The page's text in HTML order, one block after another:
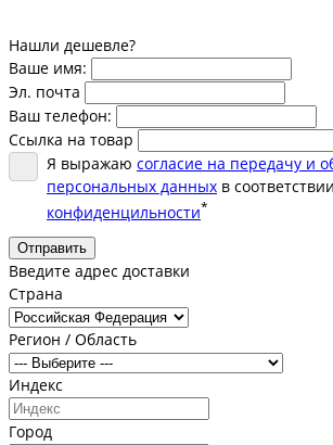
Нашли дешевле?
Ваше имя:
Эл. почта
Ваш телефон:
Ссылка на товар
Я выражаю согласие на передачу и
персональных данных в
конфиденцильности*
Отправить
Введите адрес доставки
Страна
Регион / Область
Индекс
Город